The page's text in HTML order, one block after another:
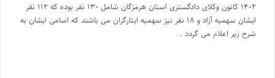
۱۴۰۲ کانون وکلای دادگستری استان هرمزگان شامل ۱۳۰ نفر بوده که ۱۱۲ نفر
ایشان سهمیه آزاد و ۱۸ نفر نیز سهمیه ایثارگران می باشند که اسامی ایشان به
شرح زیر اعلام می گردد .